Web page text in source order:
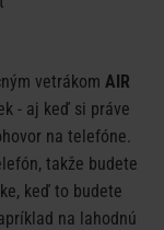
vetrákom AIR
- aj keď si práve
na telefóne.
takže budete
keď to budete
na lahodnú